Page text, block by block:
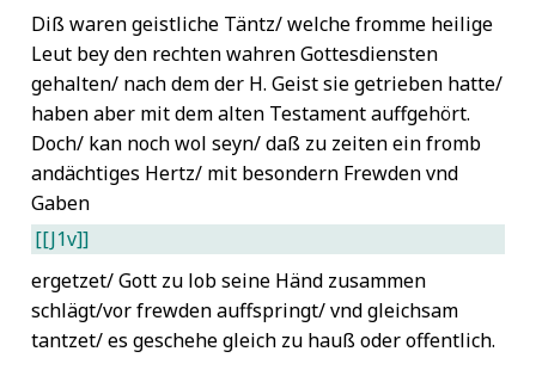
Diß waren geistliche Täntz/ welche fromme heilige
Leut bey den rechten wahren Gottesdiensten
gehalten/ nach dem der H. Geist sie getrieben hatte/
haben aber mit dem alten Testament auffgehört.
Doch/ kan noch wol seyn/ daß zu zeiten ein fromb
andächtiges Hertz/ mit besondern Frewden vnd
Gaben
[[J1v]]
ergetzet/ Gott zu lob seine Händ zusammen
schlägt/vor frewden auffspringt/ vnd gleichsam
tantzet/ es geschehe gleich zu hauß oder offentlich.